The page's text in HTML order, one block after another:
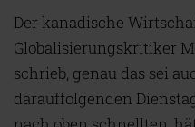
Der kanadische
Globalisierungskritiker
schrieb, genau das sei
darauffolgenden